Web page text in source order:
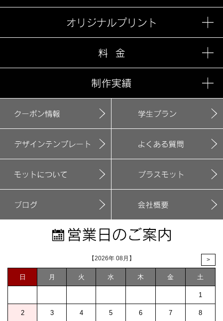
【2026年 08月】 >
日 月 火 水 木 金 土
1
2 3 4 5 6 7 8